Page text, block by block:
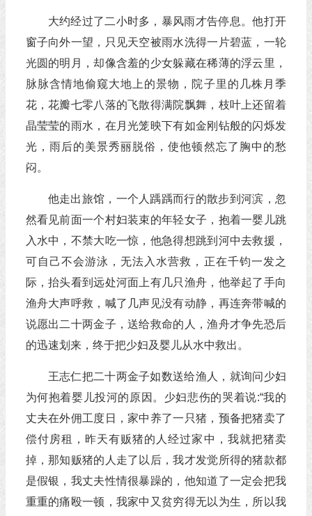
大约经过了二小时多，暴风雨才告停息。他打开
窗子向外一望，只见天空被雨水洗得一片碧蓝，一轮
光圆的明月，却像含羞的少女躲藏在稀薄的浮云里，
脉脉含情地偷窥大地上的景物，院子里的几株月季
花，花瓣七零八落的飞散得满院飘舞，枝叶上还留着
晶莹莹的雨水，在月光笼映下有如金刚钻般的闪烁发
光，雨后的美景秀丽脱俗，使他顿然忘了胸中的愁
闷。
他走出旅馆，一个人踽踽而行的散步到河滨，忽
然看见前面一个村妇装束的年轻女子，抱着一婴儿跳
入水中，不禁大吃一惊，他急得想跳到河中去救援，
可自己不会游泳，无法入水营救，正在千钧一发之
际，抬头看到远处河面上有几只渔舟，他举起了手向
渔舟大声呼救，喊了几声见没有动静，再连奔带喊的
说愿出二十两金子，送给救命的人，渔舟才争先恐后
的迅速划来，终于把少妇及婴儿从水中救出。
王志仁把二十两金子如数送给渔人，就询问少妇
为何抱着婴儿投河的原因。少妇悲伤的哭着说:“我的
丈夫在外佣工度日，家中养了一只猪，预备把猪卖了
偿付房租，昨天有贩猪的人经过家中，我就把猪卖
掉，那知贩猪的人走了以后，我才发觉所得的猪款都
是假银，我丈夫性情很暴躁的，他知道了一定会把我
重重的痛殴一顿，我家中又贫穷得无以为生，所以我